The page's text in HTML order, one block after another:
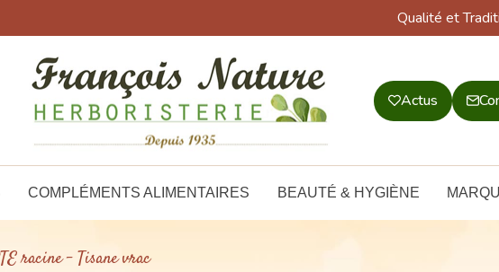
Qualité et
Actus
COMPLÉMENTS ALIMENTAIRES BEAUTÉ & HYGIÈNE
racine - Tisane vrac